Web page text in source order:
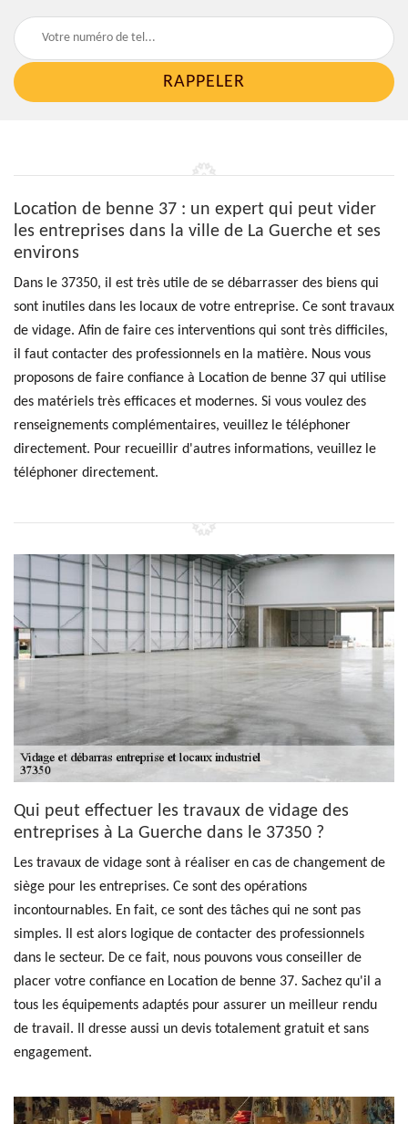
Location de benne 37 : un expert qui peut vider
les entreprises dans la ville de La Guerche et ses
environs
Dans le 37350, il est très utile de se débarrasser des biens qui
sont inutiles dans les locaux de votre entreprise. Ce sont travaux
de vidage. Afin de faire ces interventions qui sont très difficiles,
il faut contacter des professionnels en la matière. Nous vous
proposons de faire confiance à Location de benne 37 qui utilise
des matériels très efficaces et modernes. Si vous voulez des
renseignements complémentaires, veuillez le téléphoner
directement. Pour recueillir d'autres informations, veuillez le
téléphoner directement.
Qui peut effectuer les travaux de vidage des
entreprises à La Guerche dans le 37350 ?
Les travaux de vidage sont à réaliser en cas de changement de
siège pour les entreprises. Ce sont des opérations
incontournables. En fait, ce sont des tâches qui ne sont pas
simples. Il est alors logique de contacter des professionnels
dans le secteur. De ce fait, nous pouvons vous conseiller de
placer votre confiance en Location de benne 37. Sachez qu'il a
tous les équipements adaptés pour assurer un meilleur rendu
de travail. Il dresse aussi un devis totalement gratuit et sans
engagement.